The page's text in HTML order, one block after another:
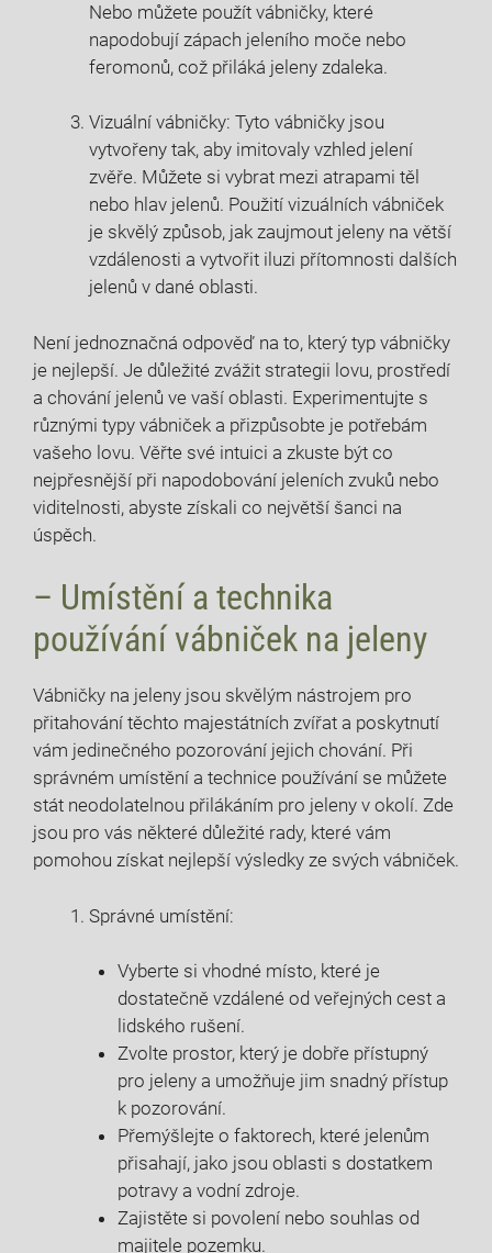
Nebo můžete použít vábničky, které
napodobují zápach jeleního moče nebo
feromonů, což přiláká jeleny zdaleka.
Vizuální vábničky: Tyto vábničky jsou
vytvořeny tak, aby imitovaly vzhled jelení
zvěře. Můžete si vybrat mezi atrapami těl
nebo hlav jelenů. Použití vizuálních vábniček
je skvělý způsob, jak zaujmout jeleny na větší
vzdálenosti a vytvořit iluzi přítomnosti dalších
jelenů v dané oblasti.
Není jednoznačná odpověď na to, který typ vábničky
je nejlepší. Je důležité zvážit strategii lovu, prostředí
a chování jelenů ve vaší oblasti. Experimentujte s
různými typy vábniček a přizpůsobte je potřebám
vašeho lovu. Věřte své intuici a zkuste být co
nejpřesnější při napodobování jeleních zvuků nebo
viditelnosti, abyste získali co největší šanci na
úspěch.
– Umístění a technika
používání vábniček na jeleny
Vábničky na jeleny jsou skvělým nástrojem pro
přitahování těchto majestátních zvířat a poskytnutí
vám jedinečného pozorování jejich chování. Při
správném umístění a technice používání se můžete
stát neodolatelnou přilákáním pro jeleny v okolí. Zde
jsou pro vás některé důležité rady, které vám
pomohou získat nejlepší výsledky ze svých vábniček.
Správné umístění:
Vyberte si vhodné místo, které je
dostatečně vzdálené od veřejných cest a
lidského rušení.
Zvolte prostor, který je dobře přístupný
pro jeleny a umožňuje jim snadný přístup
k pozorování.
Přemýšlejte o faktorech, které jelenům
přisahají, jako jsou oblasti s dostatkem
potravy a vodní zdroje.
Zajistěte si povolení nebo souhlas od
majitele pozemku.